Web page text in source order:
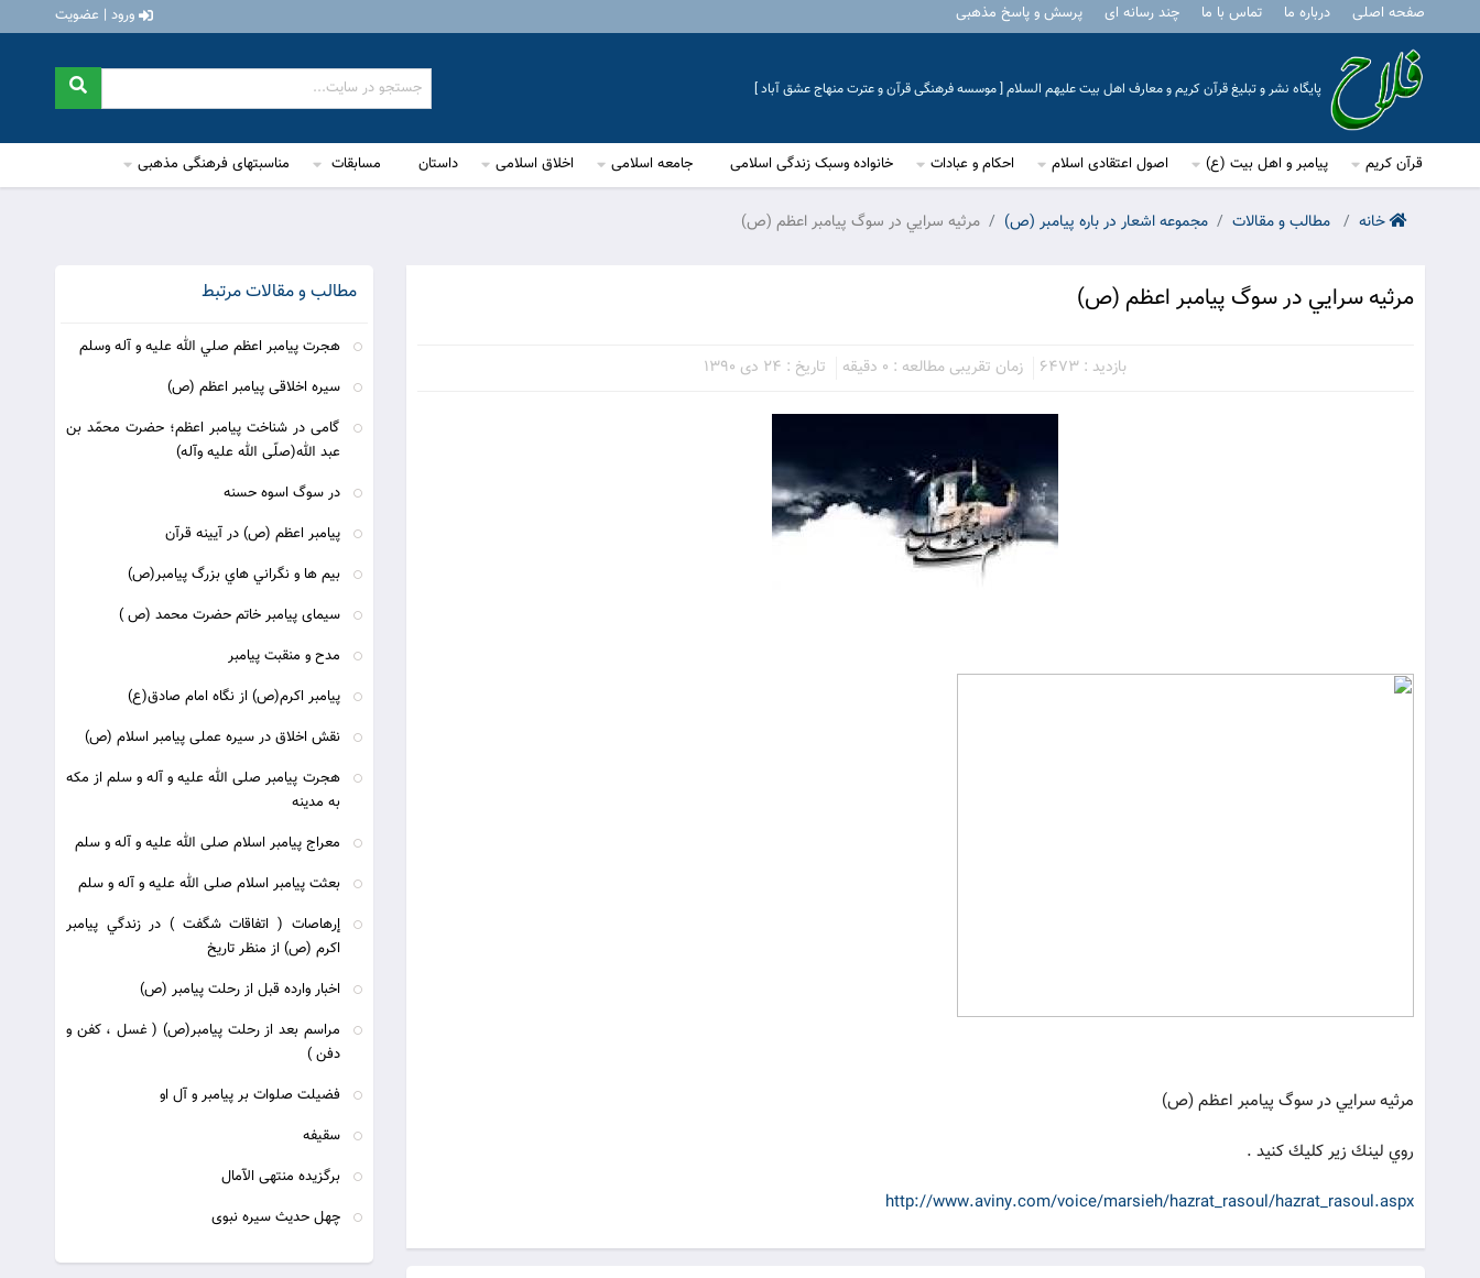
صفحه اصلی درباره ما تماس با ما چند رسانه ای پرسش و پاسخ مذهبی ورود | عضویت
پایگاه نشر و تبلیغ قرآن کریم و معارف اهل بیت علیهم السلام [ موسسه فرهنگی قرآن و عترت منهاج عشق آباد ]
قرآن کریم پیامبر و اهل بیت (ع) اصول اعتقادی اسلام احکام و عبادات خانواده وسبک زندگی اسلامی جامعه اسلامی اخلاق اسلامی داستان مسابقات مناسبتهای فرهنگی مذهبی
خانه مطالب و مقالات مجموعه اشعار در باره پیامبر (ص) مرثيه سرايي در سوگ پيامبر اعظم (ص)
مرثيه سرايي در سوگ پيامبر اعظم (ص)
بازدید : 6473 زمان تقریبی مطالعه : 0 دقیقه تاریخ : 24 دی 1390
مرثيه سرايي در سوگ پيامبر اعظم (ص)
روي لينك زير كليك كنيد .
http://www.aviny.com/voice/marsieh/hazrat_rasoul/hazrat_rasoul.aspx
مطالب و مقالات مرتبط
هجرت پيامبر اعظم صلي الله عليه و آله وسلم
سیره اخلاقی پیامبر اعظم (ص)
گامی در شناخت پیامبر اعظم؛ حضرت محمّد بن
عبد الله(صلّی الله علیه وآله)
در سوگ اسوه حسنه
پیامبر اعظم (ص) در آیینه قرآن
بيم ها و نگراني هاي بزرگ پيامبر(ص)
سيماى پيامبر خاتم حضرت محمد (ص )
مدح و منقبت پيامبر
پيامبر اكرم(ص) از نگاه امام صادق(ع)
نقش اخلاق در سيره عملى پيامبر اسلام (ص)
هجرت پيامبر صلى الله عليه و آله و سلم از مكه
به مدينه‏
معراج پيامبر اسلام صلى الله عليه و آله و سلم‏
بعثت پيامبر اسلام صلى الله عليه و آله و سلم‏
إرهاصات ( اتفاقات شگفت ) در زندگي پيامبر
اکرم (ص) از منظر تاريخ
اخبار وارده قبل از رحلت پيامبر (ص)
مراسم بعد از رحلت پيامبر(ص) ( غسل ، كفن و
دفن )
فضیلت صلوات بر پیامبر و آل او
سقیفه
برگزیده منتهی الآمال
چهل حدیث سیره نبوی